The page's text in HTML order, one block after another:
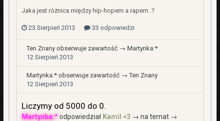
Jaka jest różnica między hip-hopem a rapem .?
23 Sierpień 2013 33 odpowiedzi
Ten Znanyobserwuje zawartość → Martynka:*
12 Sierpień 2013
Martynka:*obserwuje zawartość →Ten Znany
12 Sierpień 2013
Liczymy od 5000 do 0.
Martynka:*odpowiedział Kamil <3 → na temat →